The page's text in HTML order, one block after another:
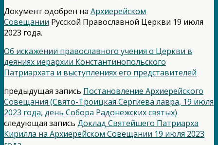
Документ одобрен на Архиерейском
Совещании Русской Православной Церкви 19 июля
2023 года.
Об искажении православного учения о Церкви в
деяниях иерархии Константинопольского
Патриархата и выступлениях его представителей
предыдущая запись Постановление Архиерейского
Совещания (Свято-Троицкая Сергиева лавра, 19 июля
2023 года, день Собора Радонежских святых)
следующая запись Доклад Святейшего Патриарха
Кирилла на Архиерейском Совещании 19 июля 2023